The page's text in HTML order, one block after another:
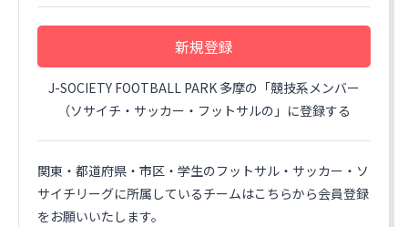
新規登録
J-SOCIETY FOOTBALL PARK 多摩の「競技系メンバー
（ソサイチ・サッカー・フットサルの」に登録する
関東・都道府県・市区・学生のフットサル・サッカー・ソ
サイチリーグに所属しているチームはこちらから会員登録
をお願いいたします。